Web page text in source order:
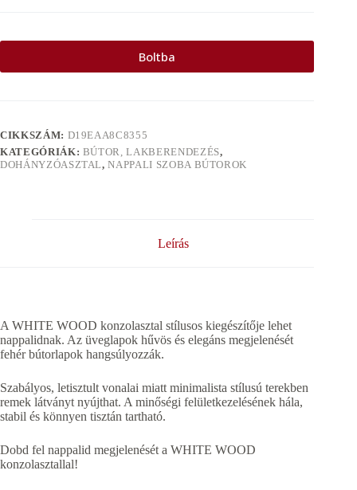
Boltba
CIKKSZÁM: D19EAA8C8355
KATEGÓRIÁK: BÚTOR, LAKBERENDEZÉS,
DOHÁNYZÓASZTAL,NAPPALI SZOBA BÚTOROK
Leírás
A WHITE WOOD konzolasztal stílusos kiegészítője lehet
nappalidnak. Az üveglapok hűvös és elegáns megjelenését
fehér bútorlapok hangsúlyozzák.
Szabályos, letisztult vonalai miatt minimalista stílusú terekben
remek látványt nyújthat. A minőségi felületkezelésének hála,
stabil és könnyen tisztán tartható.
Dobd fel nappalid megjelenését a WHITE WOOD
konzolasztallal!